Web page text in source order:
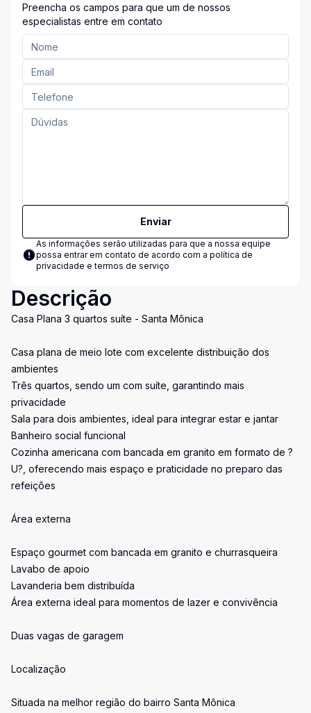
Preencha os campos para que um de nossos
especialistas entre em contato
Enviar
As informações serão utilizadas para que a nossa equipe
possa entrar em contato de acordo com a política de
privacidade e termos de serviço
Descrição
Casa Plana 3 quartos suíte - Santa Mônica
Casa plana de meio lote com excelente distribuição dos
ambientes
Três quartos, sendo um com suíte, garantindo mais
privacidade
Sala para dois ambientes, ideal para integrar estar e jantar
Banheiro social funcional
Cozinha americana com bancada em granito em formato de ?
U?, oferecendo mais espaço e praticidade no preparo das
refeições
Área externa
Espaço gourmet com bancada em granito e churrasqueira
Lavabo de apoio
Lavanderia bem distribuída
Área externa ideal para momentos de lazer e convivência
Duas vagas de garagem
Localização
Situada na melhor região do bairro Santa Mônica